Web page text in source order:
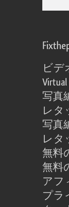
ビデ
Virtual
写真
レタ
写真
レタ
無料
無料
アフ
プラ